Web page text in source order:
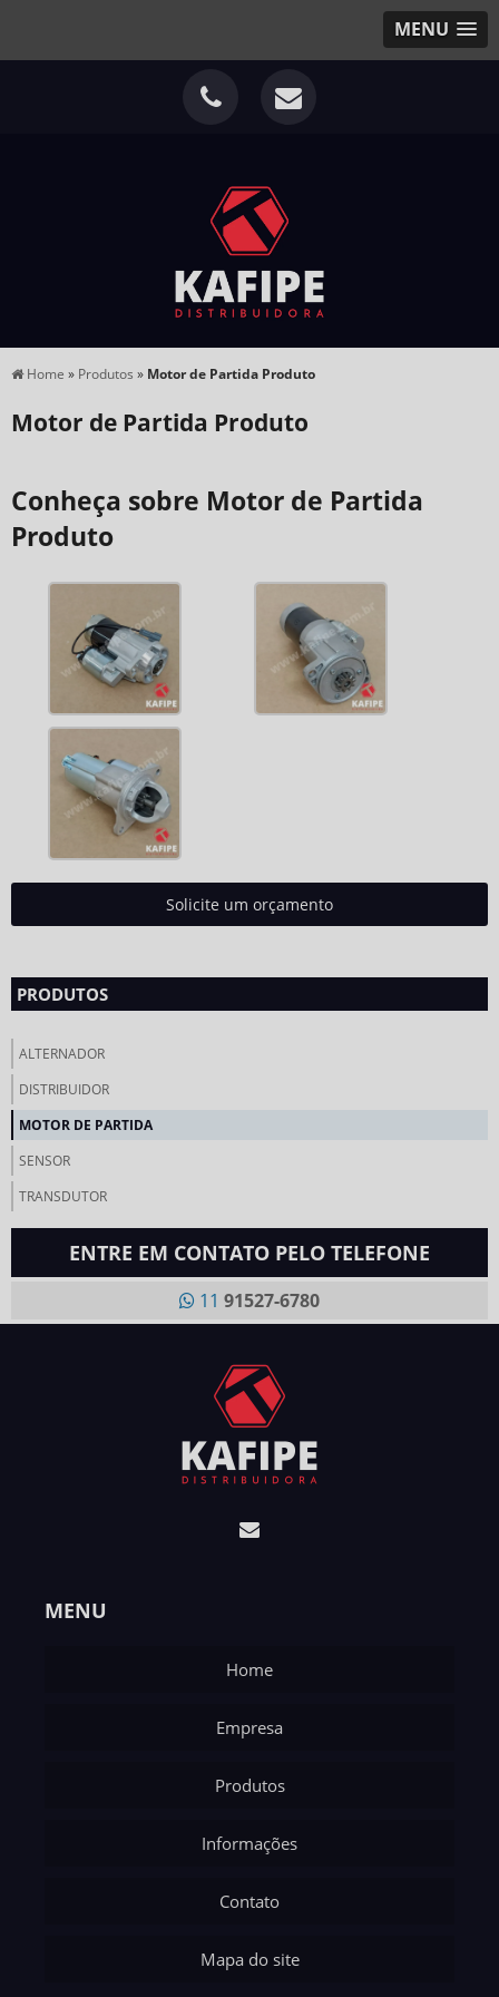
MENU
Home » Produtos » Motor de Partida Produto
Motor de Partida Produto
Conheça sobre Motor de Partida
Produto
Solicite um orçamento
PRODUTOS
ALTERNADOR
DISTRIBUIDOR
MOTOR DE PARTIDA
SENSOR
TRANSDUTOR
ENTRE EM CONTATO PELO TELEFONE
11 91527-6780
MENU
Home
Empresa
Produtos
Informações
Contato
Mapa do site